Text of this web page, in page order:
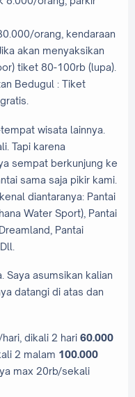
orang, kendaraan
akan menyaksikan
tiket 80-100rb (lupa).
Bedugul : Tiket
wisata lainnya.
Tapi karena
sempat berkunjung ke
sama saja pikir kami.
diantaranya: Pantai
Water Sport), Pantai
Pantai
Saya asumsikan kalian
datangi di atas dan
dikali 2 hari 60.000
2 malam 100.000
max 20rb/sekali